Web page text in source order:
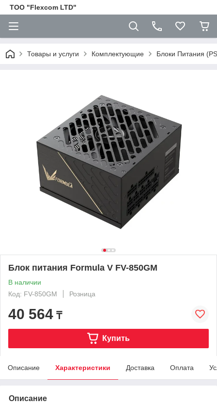
ТОО "Flexcom LTD"
Товары и услуги Комплектующие Блоки Питания
Блок питания Formula V FV-850GM
В наличии
Код: FV-850GM
Розница
40 564 ₸
Купить
Описание Характеристики Доставка Оплата
Описание